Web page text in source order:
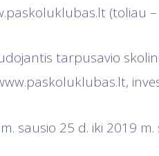
(toliau –
tarpusavio
sausio 25 d. iki 2019 m.